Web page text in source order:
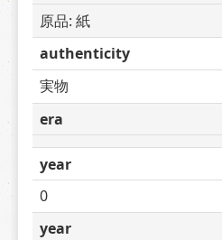
原品: 紙
authenticity
実物
era
year
0
year